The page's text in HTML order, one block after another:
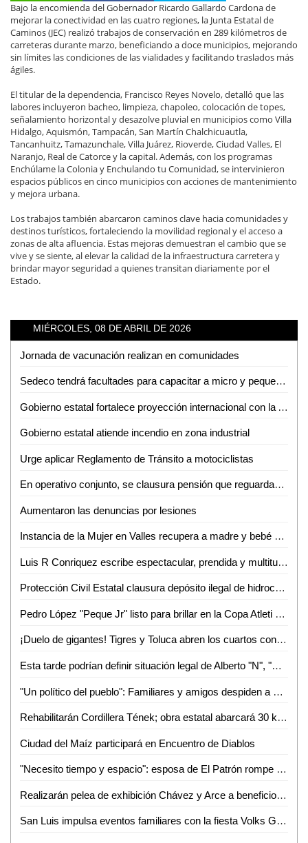
Bajo la encomienda del Gobernador Ricardo Gallardo Cardona de
mejorar la conectividad en las cuatro regiones, la Junta Estatal de
Caminos (JEC) realizó trabajos de conservación en 289 kilómetros de
carreteras durante marzo, beneficiando a doce municipios, mejorando
sin límites las condiciones de las vialidades y facilitando traslados más
ágiles.
El titular de la dependencia, Francisco Reyes Novelo, detalló que las
labores incluyeron bacheo, limpieza, chapoleo, colocación de topes,
señalamiento horizontal y desazolve pluvial en municipios como Villa
Hidalgo, Aquismón, Tampacán, San Martín Chalchicuautla,
Tancanhuitz, Tamazunchale, Villa Juárez, Rioverde, Ciudad Valles, El
Naranjo, Real de Catorce y la capital. Además, con los programas
Enchúlame la Colonia y Enchulando tu Comunidad, se intervinieron
espacios públicos en cinco municipios con acciones de mantenimiento
y mejora urbana.
Los trabajos también abarcaron caminos clave hacia comunidades y
destinos turísticos, fortaleciendo la movilidad regional y el acceso a
zonas de alta afluencia. Estas mejoras demuestran el cambio que se
vive y se siente, al elevar la calidad de la infraestructura carretera y
brindar mayor seguridad a quienes transitan diariamente por el
Estado.
MIÉRCOLES, 08 DE ABRIL DE 2026
Jornada de vacunación realizan en comunidades
Sedeco tendrá facultades para capacitar a micro y pequeños empresarios en la detección de moneda falsa
Gobierno estatal fortalece proyección internacional con la Arena Potosí
Gobierno estatal atiende incendio en zona industrial
Urge aplicar Reglamento de Tránsito a motociclistas
En operativo conjunto, se clausura pensión que reguardaba autotanques con hidrocarburos sin los permisos correspondientes
Aumentaron las denuncias por lesiones
Instancia de la Mujer en Valles recupera a madre y bebé sustraídos fuera del estado
Luis R Conriquez escribe espectacular, prendida y multitudinaria noche en la Fenae
Protección Civil Estatal clausura depósito ilegal de hidrocarburos
Pedro López "Peque Jr" listo para brillar en la Copa Atleti 2026
¡Duelo de gigantes! Tigres y Toluca abren los cuartos con alta tensión
Esta tarde podrían definir situación legal de Alberto "N", "El Patrón", por violencia familiar
"Un político del pueblo": Familiares y amigos despiden a Juan José Ortiz Azuara con toque de silencio
Rehabilitarán Cordillera Tének; obra estatal abarcará 30 kilómetros
Ciudad del Maíz participará en Encuentro de Diablos
"Necesito tiempo y espacio": esposa de El Patrón rompe el silencio tras su detención por presunta violencia
Realizarán pelea de exhibición Chávez y Arce a beneficio en Puebla
San Luis impulsa eventos familiares con la fiesta Volks Girls